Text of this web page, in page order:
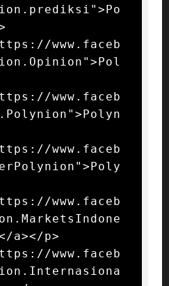
www.faceb
www.faceb
www.faceb
www.faceb
a></p>
www.faceb